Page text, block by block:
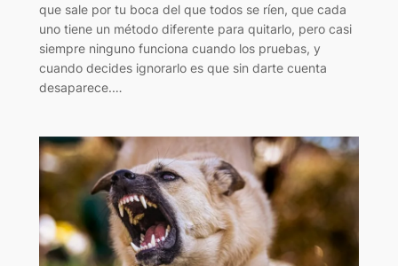
que sale por tu boca del que todos se ríen, que cada
uno tiene un método diferente para quitarlo, pero casi
siempre ninguno funciona cuando los pruebas, y
cuando decides ignorarlo es que sin darte cuenta
desaparece.…